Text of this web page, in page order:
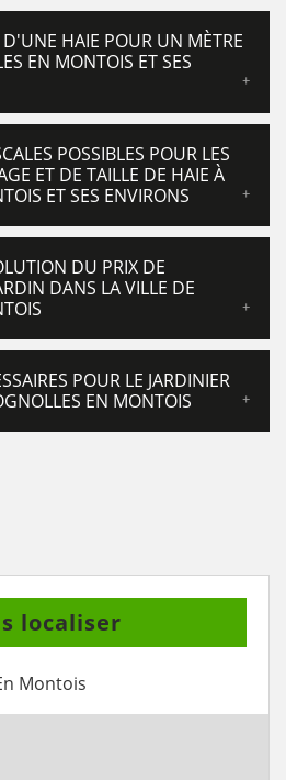
D'UNE HAIE POUR UN MÈTRE
EN MONTOIS ET SES
POSSIBLES POUR LES
ET DE TAILLE DE HAIE À
ET SES ENVIRONS
DU PRIX DE
DANS LA VILLE DE
POUR LE JARDINIER
EN MONTOIS
localiser
Montois